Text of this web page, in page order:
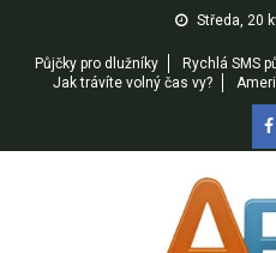
content
Středa, 20
Půjčky pro dlužníky Rychlá SMS
Jak trávíte volný čas vy?